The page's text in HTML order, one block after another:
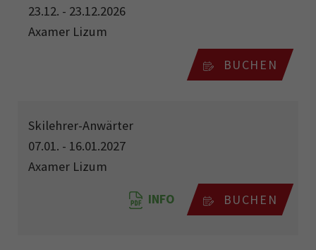
23.12. - 23.12.2026
Axamer Lizum
BUCHEN
Skilehrer-Anwärter
07.01. - 16.01.2027
Axamer Lizum
INFO BUCHEN